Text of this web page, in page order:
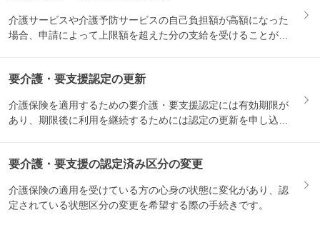
介護サービスや介護予防サービスの自己負担額が高額になった
場合、申請によって上限額を超えた分の支給を受けることがで
要介護・要支援認定の更新
介護保険を適用するための要介護・要支援認定には有効期限が
あり、期限後に利用を継続するためには認定の更新を申し込む
要介護・要支援の認定済み区分の変更
介護保険の適用を受けている方の心身の状態に変化があり、認
定されている状態区分の変更を希望する際の手続きです。